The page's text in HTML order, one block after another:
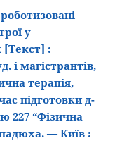
у
[Текст] :
і магістрантів,
терапія,
підготовки д-
227 “Фізична
— Київ :